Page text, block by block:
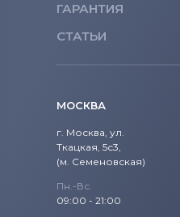
ГАРАНТИЯ
СТАТЬИ
МОСКВА
г. Москва, ул.
Ткацкая, 5с3,
(м. Семеновская)
Пн.-Вс.
09:00 - 21:00